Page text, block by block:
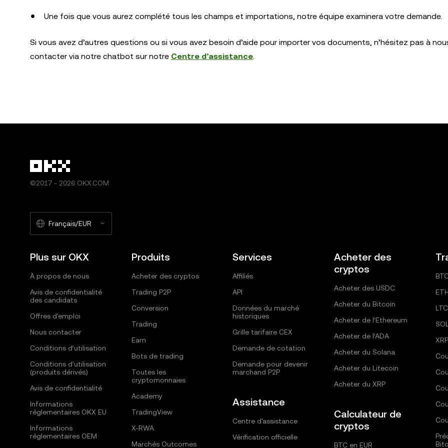
Une fois que vous aurez complété tous les champs et importations, notre équipe examinera votre demande.
Si vous avez d’autres questions ou si vous avez besoin d’aide pour importer vos documents, n’hésitez pas à
contacter via notre chatbot sur notre Centre d’assistance.
©2017 - 2026 OKX.COM
Français/EUR
Plus sur OKX
À propos de nous
Avis de confidentialité
des candidats
Offres d'emploi
Nous contacter
Conditions d’utilisation
Conditions d'utilisation
(produits dérivés)
Avis de confidentialité
Informations
réglementaires OKX EU
Informations
réglementaires OEM
Produits
Acheter des cryptos
Trading P2P
Conversion
Trading
Earn
Bots de trading
Toutes les
cryptomonnaies
Academy
TradingView
X-RWA
Marchés Outcomes
Services
Affiliés
API
Données du marché
historiques
Grille tarifaire CEX
Demande de cotation
Demande pour devenir
marchand P2P
Assistance
Centre d'assistance
Vérification officielle
Acheter des
cryptos
Acheter des USDC
Acheter du Bitcoin
Acheter de l’Ethereum
Acheter de l’ADA
Acheter du Solana
Acheter du Litecoin
Acheter du XRP
Calculateur de
cryptos
BTC en EUR